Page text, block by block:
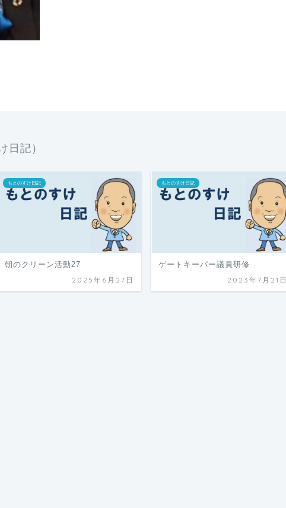
日記）
もとのすけ日記
朝のクリーン活動27
2025年6月27日
もとのすけ日記
ゲートキーパー議員研修
2023年7月21日